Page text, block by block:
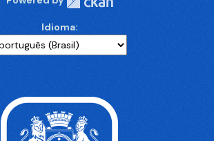
Idioma